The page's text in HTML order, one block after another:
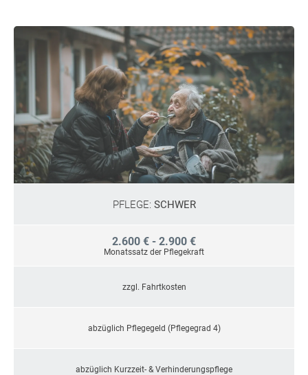
PFLEGE: SCHWER
2.600 € - 2.900 €
Monatssatz der Pflegekraft
zzgl. Fahrtkosten
abzüglich Pflegegeld (Pflegegrad 4)
abzüglich Kurzzeit- & Verhinderungspflege